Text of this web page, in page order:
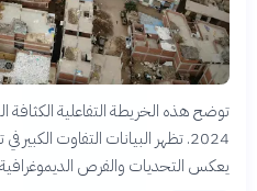
توضح هذه الخريطة التفاعلية
2024. تظهر البيانات التفاوت
يعكس التحديات والفرص الديموغرافية